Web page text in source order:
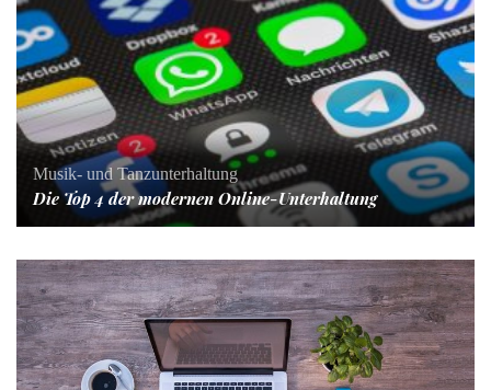
Musik- und Tanzunterhaltung
Die Top 4 der modernen Online-Unterhaltung